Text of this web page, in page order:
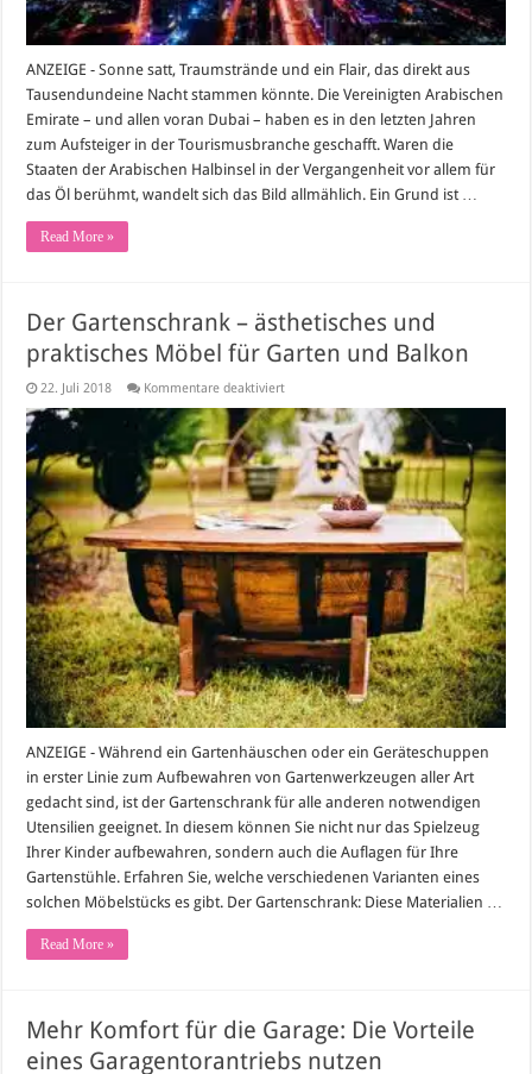
ANZEIGE - Sonne satt, Traumstrände und ein Flair, das direkt aus
Tausendundeine Nacht stammen könnte. Die Vereinigten Arabischen
Emirate – und allen voran Dubai – haben es in den letzten Jahren
zum Aufsteiger in der Tourismusbranche geschafft. Waren die
Staaten der Arabischen Halbinsel in der Vergangenheit vor allem für
das Öl berühmt, wandelt sich das Bild allmählich. Ein Grund ist …
Read More »
Der Gartenschrank – ästhetisches und
praktisches Möbel für Garten und Balkon
22. Juli 2018 Kommentare deaktiviertfür
Gartenschrank
–
ästhetisches
und
praktisches
Möbel
für
Garten
und
Balkon
ANZEIGE - Während ein Gartenhäuschen oder ein Geräteschuppen
in erster Linie zum Aufbewahren von Gartenwerkzeugen aller Art
gedacht sind, ist der Gartenschrank für alle anderen notwendigen
Utensilien geeignet. In diesem können Sie nicht nur das Spielzeug
Ihrer Kinder aufbewahren, sondern auch die Auflagen für Ihre
Gartenstühle. Erfahren Sie, welche verschiedenen Varianten eines
solchen Möbelstücks es gibt. Der Gartenschrank: Diese Materialien …
Read More »
Mehr Komfort für die Garage: Die Vorteile
eines Garagentorantriebs nutzen